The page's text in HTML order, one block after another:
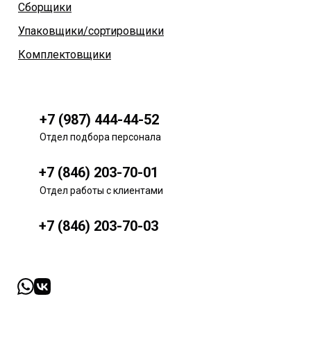
Комплектовщики
Упаковщики/сортировщики
Сборщики
Отдел работы с клиентами
+7 (846) 203-70-03
+7 (846) 203-70-01
+7 (987) 444-44-52
Отдел подбора персонала